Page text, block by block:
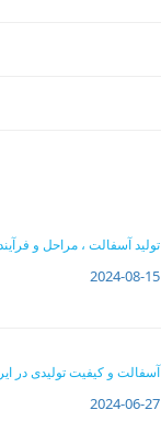
تولید آسفالت ، مراحل و
2024-08-15
آسفالت و کیفیت تولیدی در
2024-06-27